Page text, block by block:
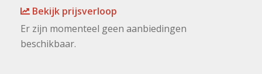
Bekijk prijsverloop
Er zijn momenteel geen aanbiedingen
beschikbaar.